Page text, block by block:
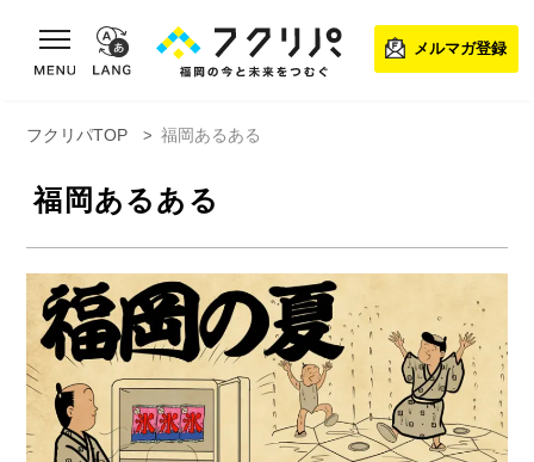
toggle navigation
メルマガ登録
フクリパTOP 福岡あるある
福岡あるある